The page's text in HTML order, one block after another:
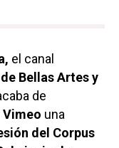
el canal
Bellas Artes y
de
Vimeo una
del Corpus